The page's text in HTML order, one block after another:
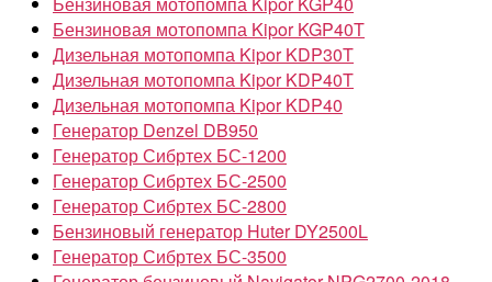
Бензиновая мотопомпа Kipor KGP40T
Дизельная мотопомпа Kipor KDP30T
Дизельная мотопомпа Kipor KDP40T
Дизельная мотопомпа Kipor KDP40
Генератор Denzel DB950
Генератор Сибртех БС-1200
Генератор Сибртех БС-2500
Генератор Сибртех БС-2800
Бензиновый генератор Huter DY2500L
Генератор Сибртех БС-3500